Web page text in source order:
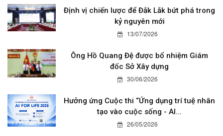
Định vị chiến lược để Đắk Lắk bứt phá trong
kỷ nguyên mới
13/07/2026
Ông Hồ Quang Đệ được bổ nhiệm Giám
đốc Sở Xây dựng
30/06/2026
Hưởng ứng Cuộc thi “Ứng dụng trí tuệ nhân
tạo vào cuộc sống - AI...
26/05/2026